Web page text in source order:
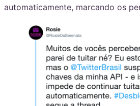
automaticamente, marcando os